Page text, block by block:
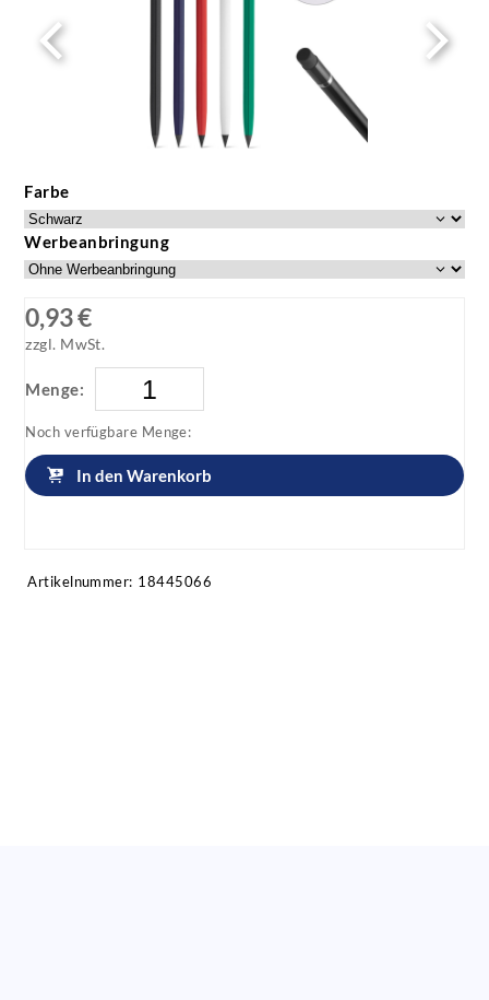
Farbe
Werbeanbringung
0,93 €
zzgl. MwSt.
Menge:
Noch verfügbare Menge:
In den Warenkorb
Artikelnummer: 18445066